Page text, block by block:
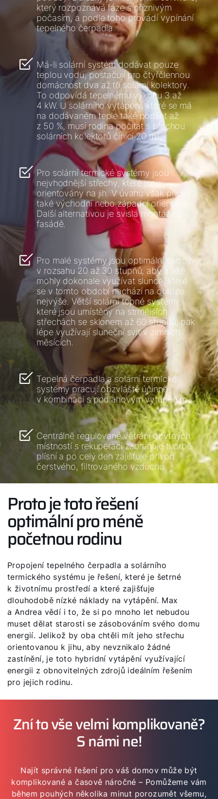
který rozpoznává fáze s příznivým
počasím, a podle toho provádí vypínání
tepelného čerpadla.
Má-li solární systém dodávat pouze
teplou vodu, postačují pro čtyřčlennou
domácnost dva až tři solární kolektory.
To odpovídá tepelnému výkonu 3 až
4 kW. U solárního vytápění, které se má
na dodávaném teple také podílet až
z 50 %, musí rodina počítat s plochou
solárních kolektorů činící 20 m².
Pro solární termické systémy jsou
nejvhodnější střechy, které jsou
orientovány na jih. V úvahu však přichází
také východní nebo západní orientace.
Další alternativou je svislá montáž na
fasádě.
Pro malé systémy jsou optimální sklony
v rozsahu 20 až 30 stupňů, aby v létě
mohly dokonale využívat slunce, které
se v tomto období nachází na obloze
nejvýše. Větší solární topné systémy,
které jsou umístěny na strmějších
střechách se sklonem až 60 stupňů, pak
lépe využívají sluneční svit v zimních
měsících.
Tepelná čerpadla a solární termické
systémy pracují obzvláště účinně
v kombinaci s podlahovým vytápěním.
Centrálně regulované větrání obytných
místností s rekuperací zabraňuje tvorbě
plísní a po celý den zajišťuje přívod
čerstvého, filtrovaného vzduchu.
Proto je toto řešení
optimální pro méně
početnou rodinu
Propojení tepelného čerpadla a solárního
termického systému je řešení, které je šetrné
k životnímu prostředí a které zajišťuje
dlouhodobě nízké náklady na vytápění. Max
a Andrea vědí i to, že si po mnoho let nebudou
muset dělat starosti se zásobováním svého domu
energií. Jelikož by oba chtěli mít jeho střechu
orientovanou k jihu, aby nevznikalo žádné
zastínění, je toto hybridní vytápění využívající
energii z obnovitelných zdrojů ideálním řešením
pro jejich rodinu.
Zní to vše velmi komplikovaně?
S námi ne!
Najít správné řešení pro váš domov může být
komplikované a časově náročné – Pomůžeme vám
během pouhých několika minut porozumět všemu,